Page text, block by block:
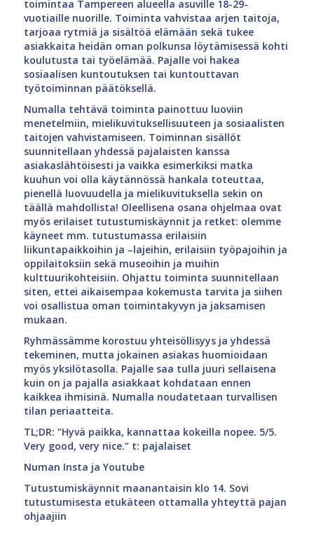
toimintaa Tampereen alueella asuville 18-29-
vuotiaille nuorille. Toiminta vahvistaa arjen taitoja,
tarjoaa rytmiä ja sisältöä elämään sekä tukee
asiakkaita heidän oman polkunsa löytämisessä kohti
koulutusta tai työelämää. Pajalle voi hakea
sosiaalisen kuntoutuksen tai kuntouttavan
työtoiminnan päätöksellä.
Numalla tehtävä toiminta painottuu luoviin
menetelmiin, mielikuvituksellisuuteen ja sosiaalisten
taitojen vahvistamiseen. Toiminnan sisällöt
suunnitellaan yhdessä pajalaisten kanssa
asiakaslähtöisesti ja vaikka esimerkiksi matka
kuuhun voi olla käytännössä hankala toteuttaa,
pienellä luovuudella ja mielikuvituksella sekin on
täällä mahdollista! Oleellisena osana ohjelmaa ovat
myös erilaiset tutustumiskäynnit ja retket: olemme
käyneet mm. tutustumassa erilaisiin
liikuntapaikkoihin ja –lajeihin, erilaisiin työpajoihin ja
oppilaitoksiin sekä museoihin ja muihin
kulttuurikohteisiin. Ohjattu toiminta suunnitellaan
siten, ettei aikaisempaa kokemusta tarvita ja siihen
voi osallistua oman toimintakyvyn ja jaksamisen
mukaan.
Ryhmässämme korostuu yhteisöllisyys ja yhdessä
tekeminen, mutta jokainen asiakas huomioidaan
myös yksilötasolla. Pajalle saa tulla juuri sellaisena
kuin on ja pajalla asiakkaat kohdataan ennen
kaikkea ihmisinä. Numalla noudatetaan turvallisen
tilan periaatteita.
TL;DR: ”Hyvä paikka, kannattaa kokeilla nopee. 5/5.
Very good, very nice.” t: pajalaiset
Numan Insta ja Youtube
Tutustumiskäynnit maanantaisin klo 14. Sovi
tutustumisesta etukäteen ottamalla yhteyttä pajan
ohjaajiin